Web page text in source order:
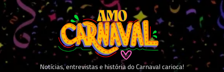
Skip
content
Notícias, entrevistas e história do Carnaval carioca!